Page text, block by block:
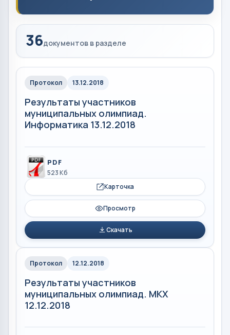
36документов в разделе
Протокол 13.12.2018
Результаты участников
муниципальных олимпиад.
Информатика 13.12.2018
PDF
523 Кб
Карточка
Просмотр
Скачать
Протокол 12.12.2018
Результаты участников
муниципальных олимпиад. МКХ
12.12.2018